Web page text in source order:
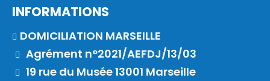
INFORMATIONS
DOMICILIATION MARSEILLE
Agrément n°2021/AEFDJ/13/03
19 rue du Musée 13001 Marseille